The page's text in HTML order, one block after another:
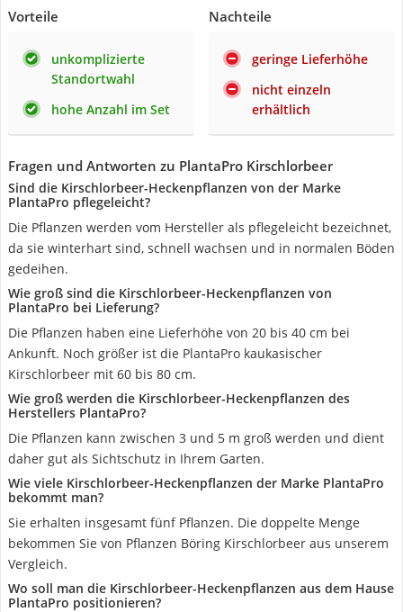
Vorteile
unkomplizierte
Standortwahl
hohe Anzahl im Set
Nachteile
geringe Lieferhöhe
nicht einzeln
erhältlich
Fragen und Antworten zu PlantaPro Kirschlorbeer
Sind die Kirschlorbeer-Heckenpflanzen von der Marke
PlantaPro pflegeleicht?
Die Pflanzen werden vom Hersteller als pflegeleicht bezeichnet,
da sie winterhart sind, schnell wachsen und in normalen Böden
gedeihen.
Wie groß sind die Kirschlorbeer-Heckenpflanzen von
PlantaPro bei Lieferung?
Die Pflanzen haben eine Lieferhöhe von 20 bis 40 cm bei
Ankunft. Noch größer ist die PlantaPro kaukasischer
Kirschlorbeer mit 60 bis 80 cm.
Wie groß werden die Kirschlorbeer-Heckenpflanzen des
Herstellers PlantaPro?
Die Pflanzen kann zwischen 3 und 5 m groß werden und dient
daher gut als Sichtschutz in Ihrem Garten.
Wie viele Kirschlorbeer-Heckenpflanzen der Marke PlantaPro
bekommt man?
Sie erhalten insgesamt fünf Pflanzen. Die doppelte Menge
bekommen Sie von Pflanzen Böring Kirschlorbeer aus unserem
Vergleich.
Wo soll man die Kirschlorbeer-Heckenpflanzen aus dem Hause
PlantaPro positionieren?